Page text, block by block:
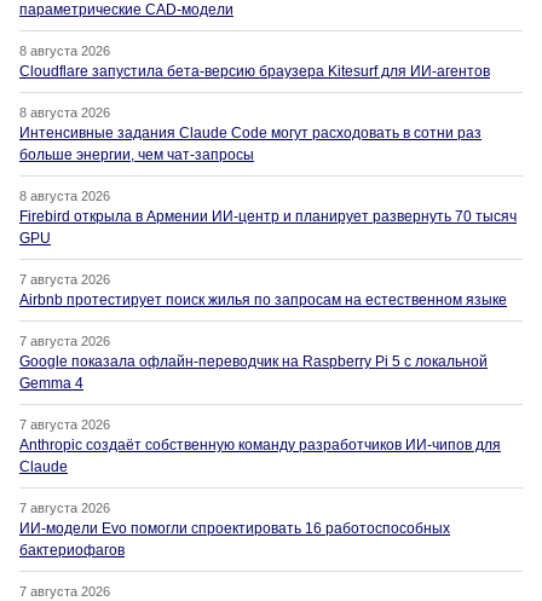
параметрические CAD-модели
8 августа 2026
Cloudflare запустила бета-версию браузера Kitesurf для ИИ-агентов
8 августа 2026
Интенсивные задания Claude Code могут расходовать в сотни раз
больше энергии, чем чат-запросы
8 августа 2026
Firebird открыла в Армении ИИ-центр и планирует развернуть 70 тысяч
GPU
7 августа 2026
Airbnb протестирует поиск жилья по запросам на естественном языке
7 августа 2026
Google показала офлайн-переводчик на Raspberry Pi 5 с локальной
Gemma 4
7 августа 2026
Anthropic создаёт собственную команду разработчиков ИИ-чипов для
Claude
7 августа 2026
ИИ-модели Evo помогли спроектировать 16 работоспособных
бактериофагов
7 августа 2026